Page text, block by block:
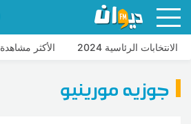
الانتخابات الرئاسية 2024 الأكثر مشاهدة
جوزيه مورينيو